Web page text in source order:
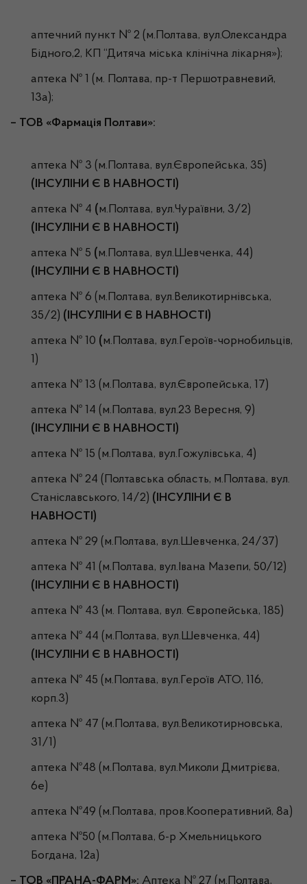
аптечний пункт № 2 (м.Полтава, вул.Олександра
Бідного,2, КП “Дитяча міська клінічна лікарня»);
аптека № 1 (м. Полтава, пр-т Першотравневий,
13а);
– ТОВ «Фармація Полтави»:
аптека № 3 (м.Полтава, вул.Європейська, 35)
(ІНСУЛІНИ Є В НАВНОСТІ)
аптека № 4 (м.Полтава, вул.Чураївни, 3/2)
(ІНСУЛІНИ Є В НАВНОСТІ)
аптека № 5 (м.Полтава, вул.Шевченка, 44)
(ІНСУЛІНИ Є В НАВНОСТІ)
аптека № 6 (м.Полтава, вул.Великотирнівська,
35/2) (ІНСУЛІНИ Є В НАВНОСТІ)
аптека № 10 (м.Полтава, вул.Героїв-чорнобильців,
1)
аптека № 13 (м.Полтава, вул.Європейська, 17)
аптека № 14 (м.Полтава, вул.23 Вересня, 9)
(ІНСУЛІНИ Є В НАВНОСТІ)
аптека № 15 (м.Полтава, вул.Гожулівська, 4)
аптека № 24 (Полтавська область, м.Полтава, вул.
Станіславського, 14/2) (ІНСУЛІНИ Є В
НАВНОСТІ)
аптека № 29 (м.Полтава, вул.Шевченка, 24/37)
аптека № 41 (м.Полтава, вул.Івана Мазепи, 50/12)
(ІНСУЛІНИ Є В НАВНОСТІ)
аптека № 43 (м. Полтава, вул. Європейська, 185)
аптека № 44 (м.Полтава, вул.Шевченка, 44)
(ІНСУЛІНИ Є В НАВНОСТІ)
аптека № 45 (м.Полтава, вул.Героїв АТО, 116,
корп.3)
аптека № 47 (м.Полтава, вул.Великотирновська,
31/1)
аптека №48 (м.Полтава, вул.Миколи Дмитрієва,
6е)
аптека №49 (м.Полтава, пров.Кооперативний, 8а)
аптека №50 (м.Полтава, б-р Хмельницького
Богдана, 12а)
– ТОВ «ПРАНА-ФАРМ»: Аптека № 27 (м.Полтава,